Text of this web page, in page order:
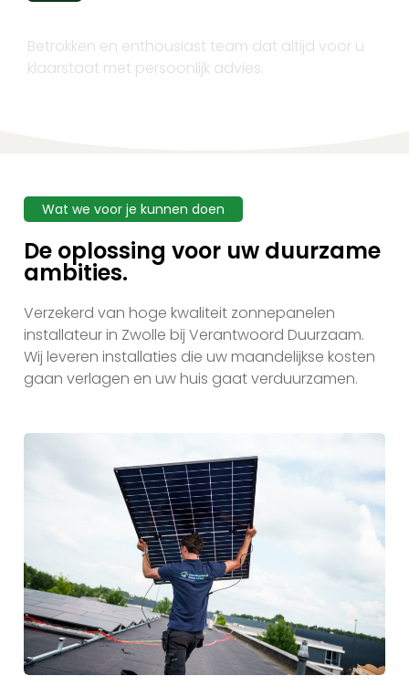
Betrokken en enthousiast team dat altijd voor u
klaarstaat met persoonlijk advies.
Wat we voor je kunnen doen
De oplossing voor uw duurzame
ambities.
Verzekerd van hoge kwaliteit zonnepanelen
installateur in Zwolle bij Verantwoord Duurzaam.
Wij leveren installaties die uw maandelijkse kosten
gaan verlagen en uw huis gaat verduurzamen.